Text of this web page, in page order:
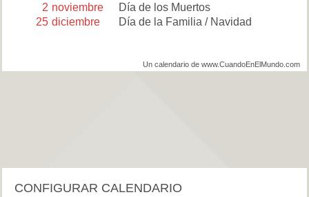
2 noviembre
Día de los Muertos
25 diciembre Día de la Familia / Navidad
Un calendario de www.CuandoEnElMundo.com
CONFIGURAR CALENDARIO